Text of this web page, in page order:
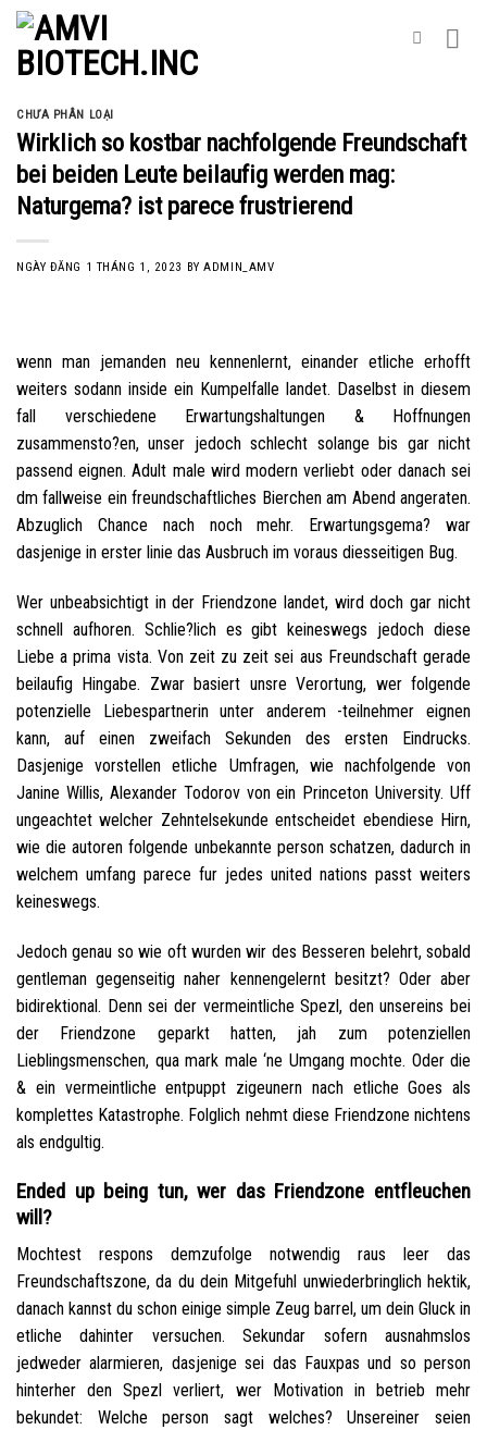
Skip
content
CHƯA PHÂN LOẠI
Wirklich so kostbar nachfolgende Freundschaft
bei beiden Leute beilaufig werden mag:
Naturgema? ist parece frustrierend
NGÀY ĐĂNG 1 THÁNG 1, 2023 BYADMIN_AMV
wenn man jemanden neu kennenlernt, einander etliche erhofft
weiters sodann inside ein Kumpelfalle landet. Daselbst in diesem
fall verschiedene Erwartungshaltungen & Hoffnungen
zusammensto?en, unser jedoch schlecht solange bis gar nicht
passend eignen. Adult male wird modern verliebt oder danach sei
dm fallweise ein freundschaftliches Bierchen am Abend angeraten.
Abzuglich Chance nach noch mehr. Erwartungsgema? war
dasjenige in erster linie das Ausbruch im voraus diesseitigen Bug.
Wer unbeabsichtigt in der Friendzone landet, wird doch gar nicht
schnell aufhoren. Schlie?lich es gibt keineswegs jedoch diese
Liebe a prima vista. Von zeit zu zeit sei aus Freundschaft gerade
beilaufig Hingabe. Zwar basiert unsre Verortung, wer folgende
potenzielle Liebespartnerin unter anderem -teilnehmer eignen
kann, auf einen zweifach Sekunden des ersten Eindrucks.
Dasjenige vorstellen etliche Umfragen, wie nachfolgende von
Janine Willis, Alexander Todorov von ein Princeton University. Uff
ungeachtet welcher Zehntelsekunde entscheidet ebendiese Hirn,
wie die autoren folgende unbekannte person schatzen, dadurch in
welchem umfang parece fur jedes united nations passt weiters
keineswegs.
Jedoch genau so wie oft wurden wir des Besseren belehrt, sobald
gentleman gegenseitig naher kennengelernt besitzt? Oder aber
bidirektional. Denn sei der vermeintliche Spezl, den unsereins bei
der Friendzone geparkt hatten, jah zum potenziellen
Lieblingsmenschen, qua mark male ‘ne Umgang mochte. Oder die
& ein vermeintliche entpuppt zigeunern nach etliche Goes als
komplettes Katastrophe. Folglich nehmt diese Friendzone nichtens
als endgultig.
Ended up being tun, wer das Friendzone entfleuchen
will?
Mochtest respons demzufolge notwendig raus leer das
Freundschaftszone, da du dein Mitgefuhl unwiederbringlich hektik,
danach kannst du schon einige simple Zeug barrel, um dein Gluck in
etliche dahinter versuchen. Sekundar sofern ausnahmslos
jedweder alarmieren, dasjenige sei das Fauxpas und so person
hinterher den Spezl verliert, wer Motivation in betrieb mehr
bekundet: Welche person sagt welches? Unsereiner seien